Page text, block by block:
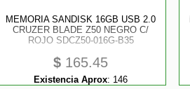
MEMORIA SANDISK 16GB USB 2.0
CRUZER BLADE Z50 NEGRO C/
ROJO SDCZ50-016G-B35
$ 165.45
Existencia Aprox: 146